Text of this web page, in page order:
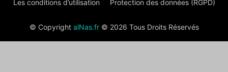
Les conditions d’utilisation Protection des données (RGPD)
© Copyright alNas.fr© 2026 Tous Droits Réservés